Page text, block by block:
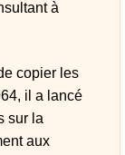
à
copier les
il a lancé
sur la
aux